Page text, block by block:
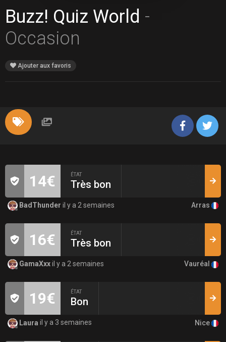
Buzz! Quiz World -
Occasion
Ajouter aux favoris
14€ ÉTAT
Très bon
BadThunder il y a 2 semaines Arras
16€ ÉTAT
Très bon
GamaXxxil y a 2 semaines Vauréal
19€ ÉTAT
Bon
Laura il y a 3 semaines Nice